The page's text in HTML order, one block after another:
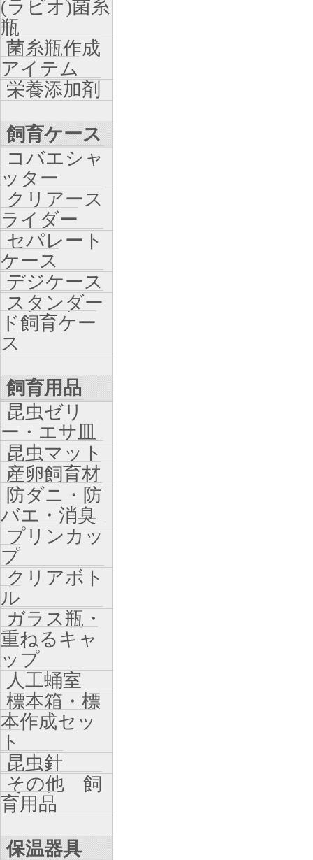
(ラビオ)菌糸
瓶
菌糸瓶作成
アイテム
栄養添加剤
飼育ケース
コバエシャ
ッター
クリアース
ライダー
セパレート
ケース
デジケース
スタンダー
ド飼育ケー
ス
飼育用品
昆虫ゼリ
ー・エサ皿
昆虫マット
産卵飼育材
防ダニ・防
バエ・消臭
プリンカッ
プ
クリアボト
ル
ガラス瓶・
重ねるキャ
ップ
人工蛹室
標本箱・標
本作成セッ
ト
昆虫針
その他 飼
育用品
保温器具